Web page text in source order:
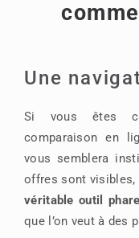
Une
Si vous êtes
comparaison en
vous semblera
offres sont visibles,
véritable outil
que l’on veut à des